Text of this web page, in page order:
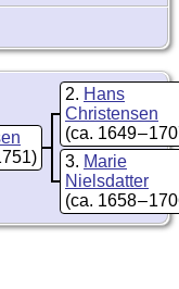
2
Hans
Christensen
(ca. 1649 –
3 Marie
Nielsdatter
(ca. 1658 –